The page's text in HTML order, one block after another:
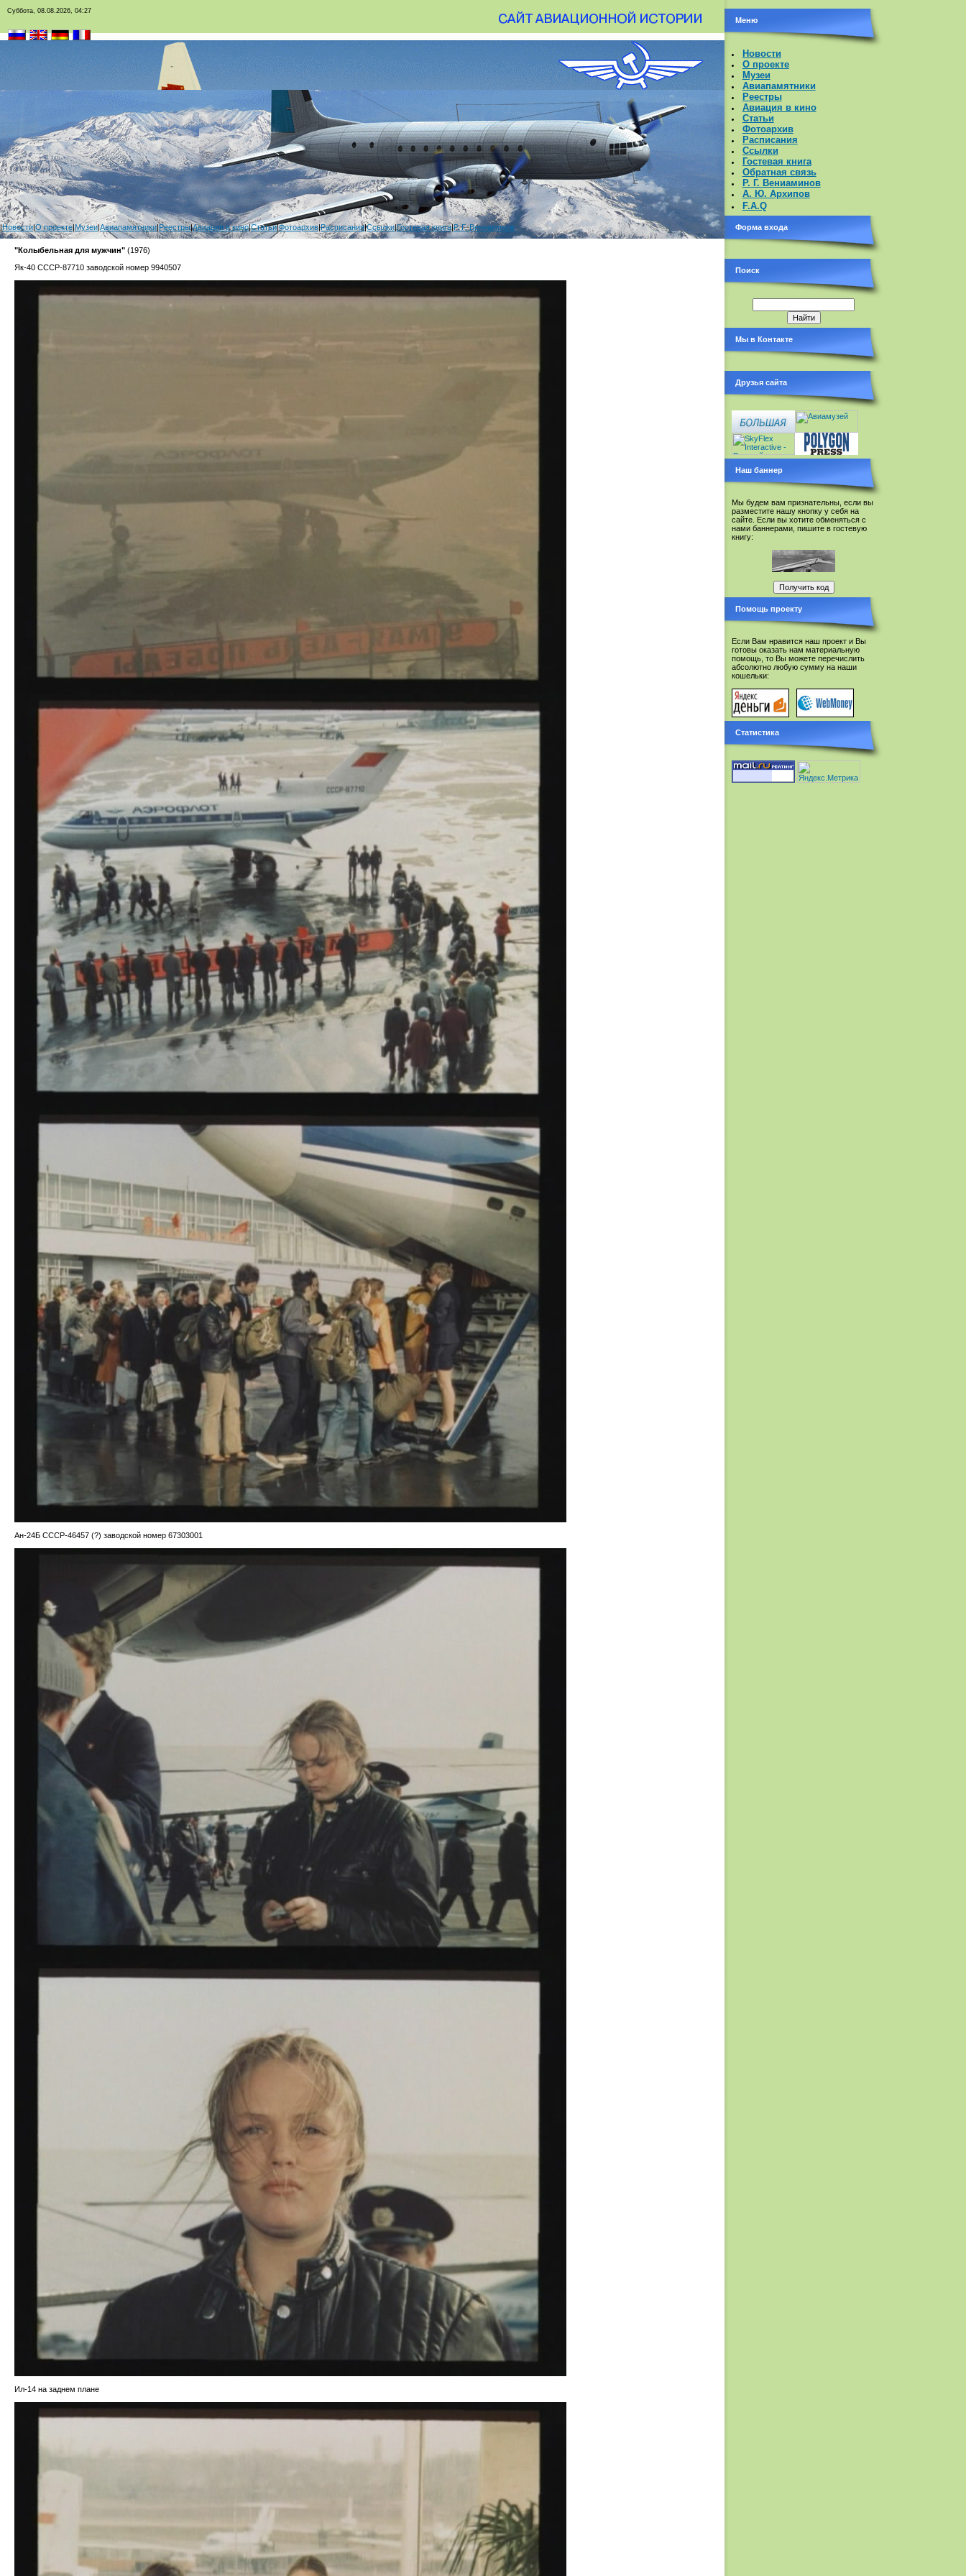
Суббота, 08.08.2026, 04:27
|Новости|О проекте|Музеи|Авиапамятники|Реестры|Авиация в кино|Статьи|Фотоархив|Расписания|Ссылки|Гостевая книга|Р. Г. Вениаминов
"Колыбельная для мужчин" (1976)
Як-40 СССР-87710 заводской номер 9940507
Ан-24Б СССР-46457 (?) заводской номер 67303001
Ил-14 на заднем плане
Меню
Новости
О проекте
Музеи
Авиапамятники
Реестры
Авиация в кино
Статьи
Фотоархив
Расписания
Ссылки
Гостевая книга
Обратная связь
Р. Г. Вениаминов
А. Ю. Архипов
F.A.Q
Форма входа
Поиск
Мы в Контакте
Друзья сайта
Наш баннер
Мы будем вам признательны, если вы
разместите нашу кнопку у себя на
сайте. Если вы хотите обменяться с
нами баннерами, пишите в гостевую
книгу:
Помощь проекту
Если Вам нравится наш проект и Вы
готовы оказать нам материальную
помощь, то Вы можете перечислить
абсолютно любую сумму на наши
кошельки:
Статистика